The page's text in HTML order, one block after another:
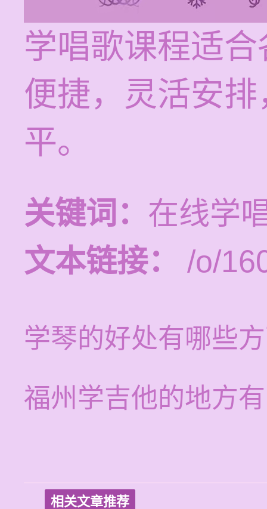
学唱歌课程适
便捷，灵活安
平。
关键词： 在线学
文本链接：
/o/
学琴的好处有哪些
福州学吉他的地方
相关文章推荐